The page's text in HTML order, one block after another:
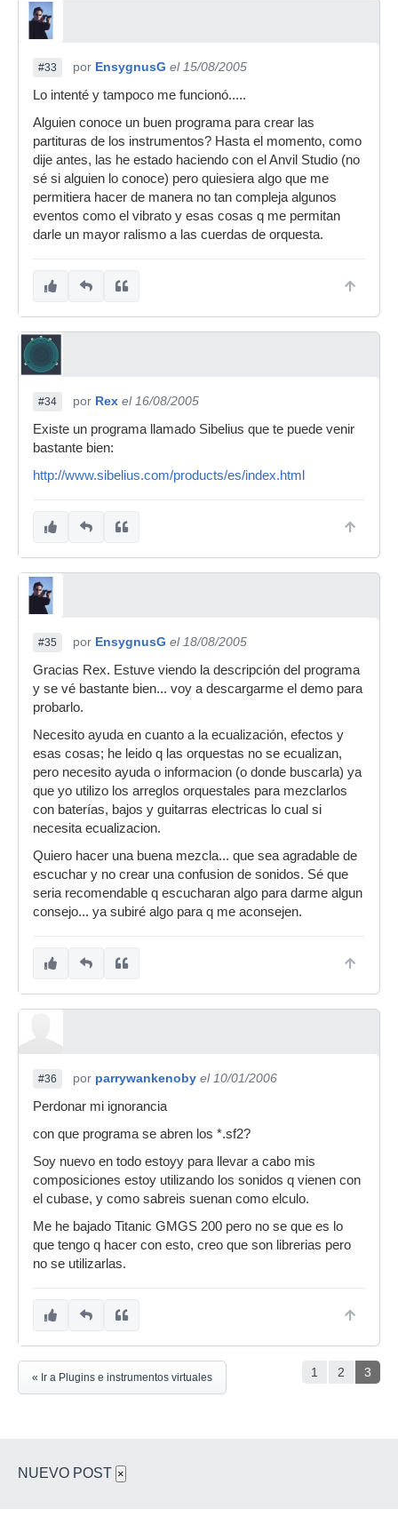
#33 por EnsygnusG el 15/08/2005
Lo intenté y tampoco me funcionó.....
Alguien conoce un buen programa para crear las
partituras de los instrumentos? Hasta el momento, como
dije antes, las he estado haciendo con el Anvil Studio (no
sé si alguien lo conoce) pero quiesiera algo que me
permitiera hacer de manera no tan compleja algunos
eventos como el vibrato y esas cosas q me permitan
darle un mayor ralismo a las cuerdas de orquesta.
#34 por Rex el 16/08/2005
Existe un programa llamado Sibelius que te puede venir
bastante bien:
http://www.sibelius.com/products/es/index.html
#35 por EnsygnusG el 18/08/2005
Gracias Rex. Estuve viendo la descripción del programa
y se vé bastante bien... voy a descargarme el demo para
probarlo.
Necesito ayuda en cuanto a la ecualización, efectos y
esas cosas; he leido q las orquestas no se ecualizan,
pero necesito ayuda o informacion (o donde buscarla) ya
que yo utilizo los arreglos orquestales para mezclarlos
con baterías, bajos y guitarras electricas lo cual si
necesita ecualizacion.
Quiero hacer una buena mezcla... que sea agradable de
escuchar y no crear una confusion de sonidos. Sé que
seria recomendable q escucharan algo para darme algun
consejo... ya subiré algo para q me aconsejen.
#36 por parrywankenoby el 10/01/2006
Perdonar mi ignorancia
con que programa se abren los *.sf2?
Soy nuevo en todo estoyy para llevar a cabo mis
composiciones estoy utilizando los sonidos q vienen con
el cubase, y como sabreis suenan como elculo.
Me he bajado Titanic GMGS 200 pero no se que es lo
que tengo q hacer con esto, creo que son librerias pero
no se utilizarlas.
1 2 3
« Ir a Plugins e instrumentos virtuales
NUEVO POST ×